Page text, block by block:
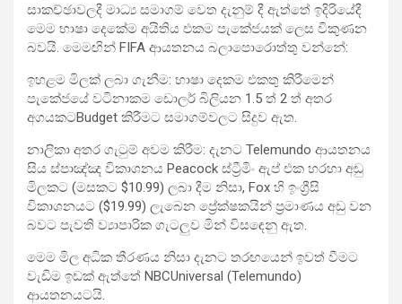
සාකච්ඡාවලදී මාධ්‍ය සමාගම් වෙත දැනුම් දී ඇත්තේ ඉදිරියේදී
මෙම භාෂා දෙකේම අයිතිය එකම පැකේජයක් ලෙස විකුණන
බවයි. මෙමඟින් FIFA ආයතනය බලාපොරොත්තු වන්නේ:
ඉහළම මිලක් ලබා ගැනීම: භාෂා දෙකම එකතු කිරීමෙන්
පැකේජයේ වටිනාකම ඩොලර් බිලියන 1.5 ත් 2 ත් අතර
අගයකටBudget කිරීමට සමාගම්වලට සිදුව ඇත.
නාලිකා අතර ගැටුම් අවම කිරීම: දැනට Telemundo ආයතනය
සිය ස්පාඤ්ඤ විකාශනය Peacock ස්ට්‍රීමිං ඇප් එක හරහා අඩු
මිලකට (මසකට $10.99) ලබා දීම නිසා, Fox හි ඉංග්‍රීසි
විකාශනයට ($19.99) ලැබෙන ප්‍රේක්ෂකයින් ප්‍රමාණය අඩු වන
බවට පැවති ව්‍යාපාරික ගැටලුව මින් විසඳෙනු ඇත.
මෙම මිල අධික තීරණය නිසා දැනට තරඟයෙන් ඉවත් වීමට
වැඩිම ඉඩක් ඇත්තේ NBCUniversal (Telemundo)
ආයතනයටයි.